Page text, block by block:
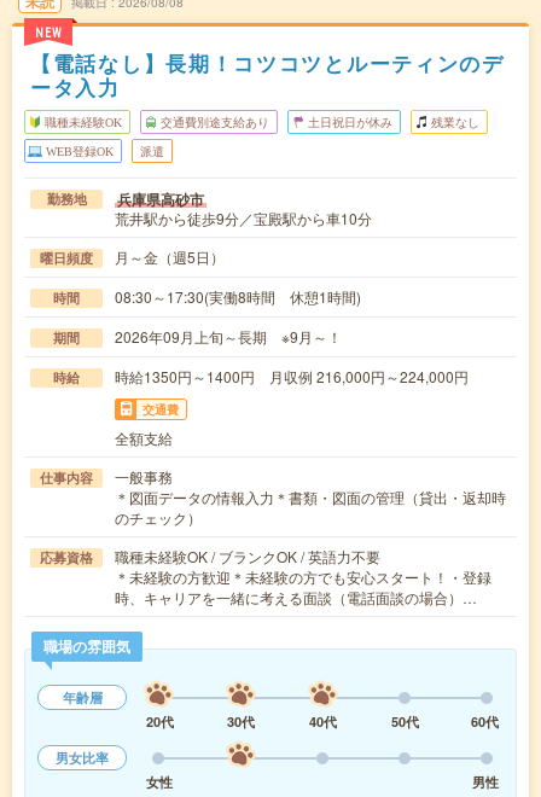
NEW
【電話なし】長期！コツコツとルーティンのデ
ータ入力
職種未経験OK 交通費別途支給あり 土日祝日が休み 残業なし
WEB登録OK 派遣
勤務地 兵庫県高砂市
荒井駅から徒歩9分／宝殿駅から車10分
曜日頻度 月～金（週5日）
時間 08:30～17:30(実働8時間 休憩1時間)
期間 2026年09月上旬～長期 ※9月～！
時給 時給1350円～1400円 月収例 216,000円～224,000円
交通費
全額支給
仕事内容
一般事務
＊図面データの情報入力＊書類・図面の管理（貸出・返却時
のチェック）
応募資格
職種未経験OK / ブランクOK / 英語力不要
＊未経験の方歓迎＊未経験の方でも安心スタート！・登録
時、キャリアを一緒に考える面談（電話面談の場合）…
職場の雰囲気
年齢層
20代
30代 40代 50代
60代
男女比率
女性
男性